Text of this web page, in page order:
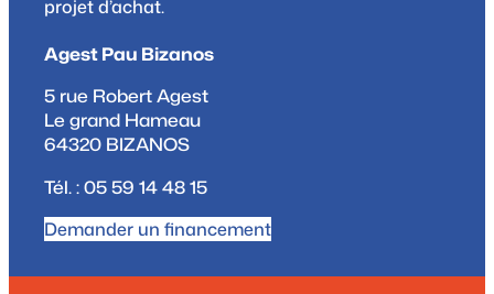
projet d’achat.
Agest Pau Bizanos
5 rue Robert Agest
Le grand Hameau
64320 BIZANOS
Tél. : 05 59 14 48 15
Demander un financement